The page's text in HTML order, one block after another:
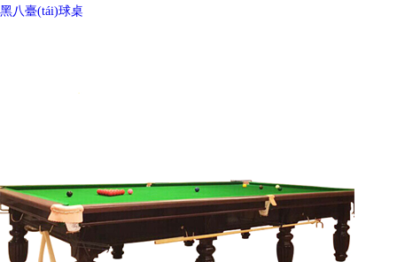
黑八臺(tái)球桌